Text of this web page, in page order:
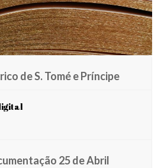
de S. Tomé e Príncipe
25 de Abril